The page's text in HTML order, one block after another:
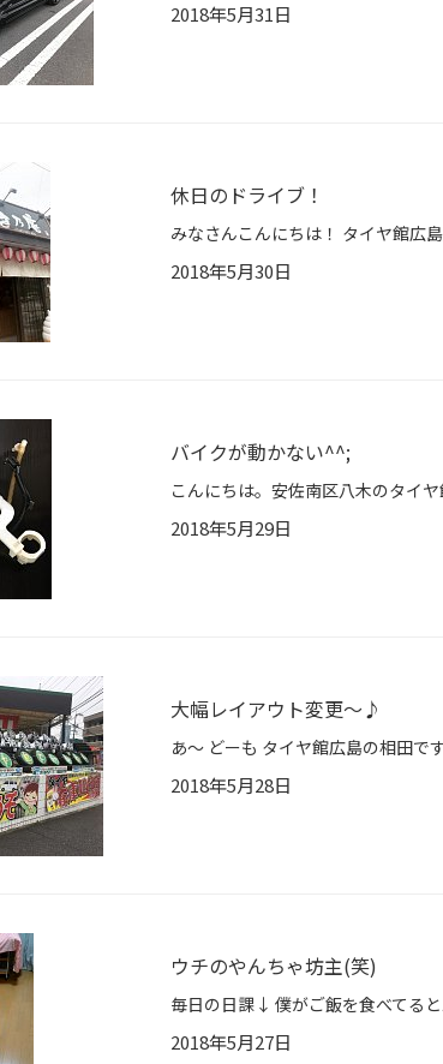
2018年5月31日
休日のドライブ！
2018年5月30日
バイクが動かない^^;
2018年5月29日
大幅レイアウト変更～♪
2018年5月28日
ウチのやんちゃ坊主(笑)
2018年5月27日